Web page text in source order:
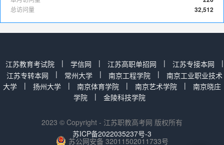
32,512
总访问量
江苏教育考试院 | 学信网 | 江苏高职单招网 | 江苏专接本网
|
江苏专转本网
| 常州大学 | 南京工程学院 |
南京工业职业技术
大学
| 扬州大学 | 南京体育学院 | 南京艺术学院 |
南京晓庄
学院
| 金陵科技学院
2023 © Copyright - 江苏职教高考网 版权所有
苏ICP备2022035237号-3
苏公网安备 32011502011733号